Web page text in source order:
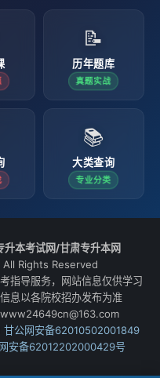
📝
历年题库
真题实战
📚
大类查询
专业分类
升本考试网/甘肃专升本网
Rights Reserved
指导服务，网站信息仅供学习
息以各院校招办发布为准
甘公网安备62010502001849
安备62012202000429号